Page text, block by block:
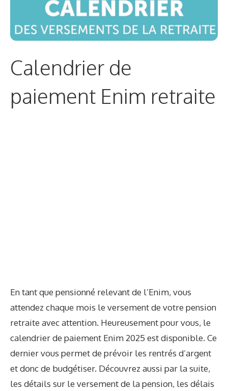
Calendrier de
paiement Enim retraite
En tant que pensionné relevant de l’Enim, vous
attendez chaque mois le versement de votre pension
retraite avec attention. Heureusement pour vous, le
calendrier de paiement Enim 2025 est disponible. Ce
dernier vous permet de prévoir les rentrés d’argent
et donc de budgétiser. Découvrez aussi par la suite,
les détails sur le versement de la pension, les délais